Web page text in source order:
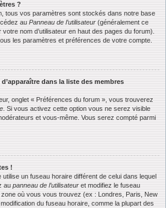
?
tous vos paramètres sont stockés dans notre base
au Panneau de l’utilisateur (généralement ce
nom d’utilisateur en haut des pages du forum).
les paramètres et préférences de votre compte.
dans la liste des membres
onglet « Préférences du forum », vous trouverez
. Si vous activez cette option vous ne serez visible
et vous-même. Vous serez compté parmi
!
utilise un fuseau horaire différent de celui dans lequel
au panneau de l’utilisateur et modifiez le fuseau
zone où vous vous trouvez (ex : Londres, Paris, New
du fuseau horaire, comme la plupart des